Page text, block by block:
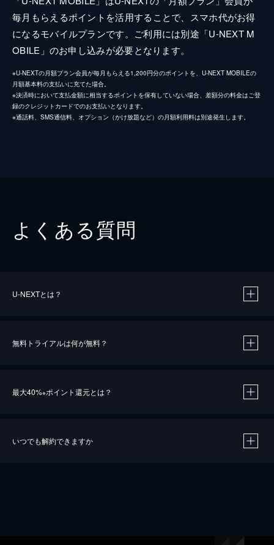
毎月もらえるポイントを活用することで、スマホ代がお得
になるモバイルプランです。ご利用には別途「U-NEXT M
OBILE」のお申し込みが必要となります。
※U-NEXTの月額プラン会員が毎月もらえる1,200円分のポイントを、U-NEXT MOBILEの
月額基本料の支払いに充てた場合。
※決済時において支払金額に相当するポイントを保有していない場合、差額分の料金はご登
録のクレジットカードでのお支払いとなります。
※通話料、SMS通信料、オプション（かけ放題など）の月額利用料は別途発生します。
よくある質問
U-NEXTとは？
無料トライアルは何が無料？
最大40%※ポイント還元とは？
いつでも解約できますか